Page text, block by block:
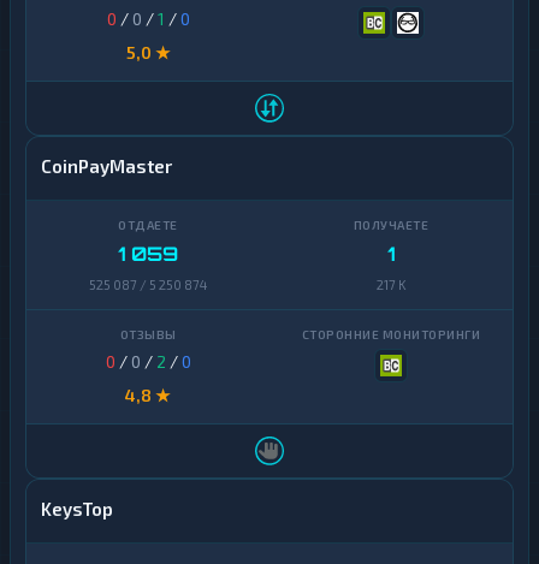
0 / 0 /1 /0
5,0 ★
CoinPayMaster
1 059
525 087 / 5 250 874
1
217 K
0 / 0 / 2 /0
4,8 ★
KeysTop